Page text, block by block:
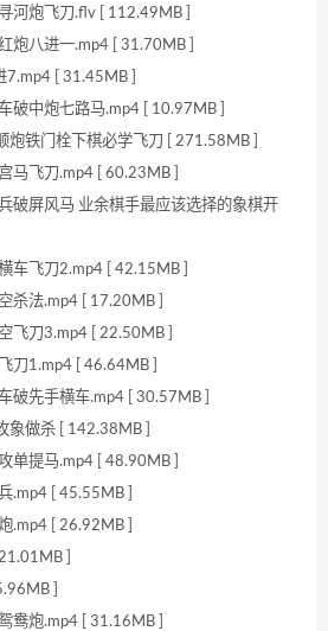
河炮飞刀.flv [ 112.49MB ]
炮八进一.mp4 [ 31.70MB ]
7.mp4 [ 31.45MB ]
破中炮七路马.mp4 [ 10.97MB ]
炮铁门栓下棋必学飞刀 [ 271.58MB ]
马飞刀.mp4 [ 60.23MB ]
破屏风马 业余棋手最应该选择的象棋开
车飞刀2.mp4 [ 42.15MB ]
杀法.mp4 [ 17.20MB ]
飞刀3.mp4 [ 22.50MB ]
刀1.mp4 [ 46.64MB ]
破先手横车.mp4 [ 30.57MB ]
象做杀 [ 142.38MB ]
单提马.mp4 [ 48.90MB ]
.mp4 [ 45.55MB ]
.mp4 [ 26.92MB ]
]
]
鸯炮.mp4 [ 31.16MB ]